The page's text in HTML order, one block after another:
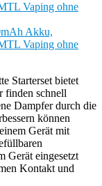
Akku,
Vaping ohne
Starterset bietet
finden schnell
Dampfer durch die
können
Gerät mit
Gerät eingesetzt
Kontakt und